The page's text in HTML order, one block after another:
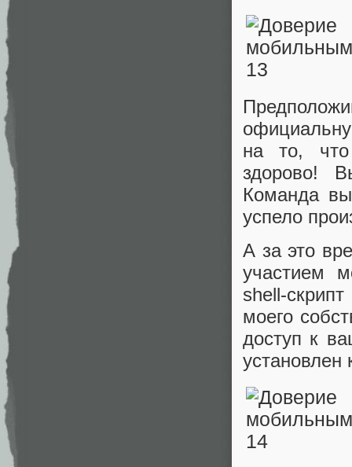
на то,
здорово!
Команда
успело
А за это
участием
shell-
моего
доступ к
установлен